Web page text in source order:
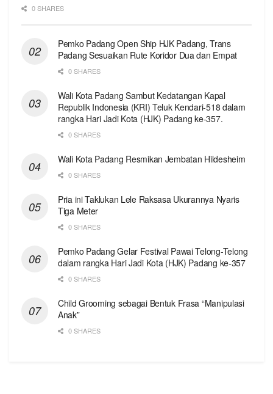
0 SHARES
Pemko Padang Open Ship HJK Padang, Trans
Padang Sesuaikan Rute Koridor Dua dan Empat
0 SHARES
Wali Kota Padang Sambut Kedatangan Kapal
Republik Indonesia (KRI) Teluk Kendari-518 dalam
rangka Hari Jadi Kota (HJK) Padang ke-357.
0 SHARES
Wali Kota Padang Resmikan Jembatan Hildesheim
0 SHARES
Pria ini Taklukan Lele Raksasa Ukurannya Nyaris
Tiga Meter
0 SHARES
Pemko Padang Gelar Festival Pawai Telong-Telong
dalam rangka Hari Jadi Kota (HJK) Padang ke-357
0 SHARES
Child Grooming sebagai Bentuk Frasa “Manipulasi
Anak”
0 SHARES